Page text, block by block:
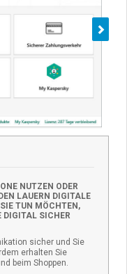
NUTZEN ODER
LAUERN DIGITALE
TUN MÖCHTEN,
DIGITAL SICHER
sicher und Sie
erhalten Sie
beim Shoppen.